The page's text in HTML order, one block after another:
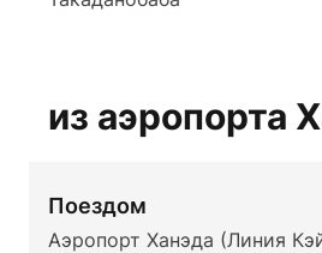
из аэропорта
Поездом
Аэропорт Ханэда (Линия